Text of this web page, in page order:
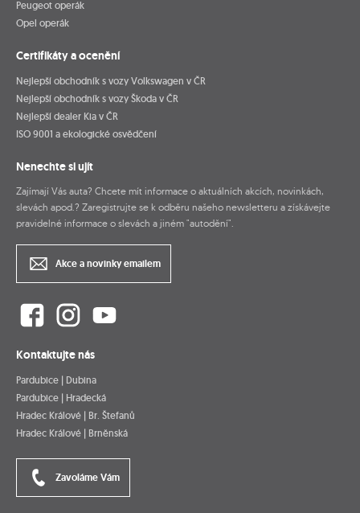
Peugeot operák
Opel operák
Certifikáty a ocenění
Nejlepší obchodník s vozy Volkswagen v ČR
Nejlepší obchodník s vozy Škoda v ČR
Nejlepší dealer Kia v ČR
ISO 9001 a ekologické osvědčení
Nenechte si ujít
Zajímají Vás auta? Chcete mít informace o aktuálních akcích, novinkách,
slevách apod.? Zaregistrujte se k odběru našeho newsletteru a získávejte
pravidelné informace o slevách a jiném "autodění".
Akce a novinky emailem
Kontaktujte nás
Pardubice | Dubina
Pardubice | Hradecká
Hradec Králové | Br. Štefanů
Hradec Králové | Brněnská
Zavoláme Vám